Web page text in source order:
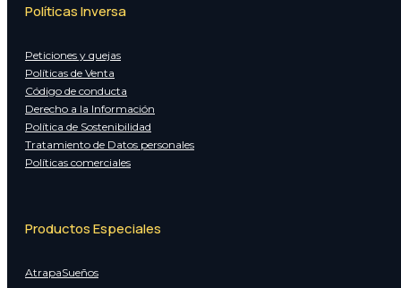
Políticas Inversa
Peticiones y quejas
Políticas de Venta
Código de conducta
Derecho a la Información
Política de Sostenibilidad
Tratamiento de Datos personales
Políticas comerciales
Productos Especiales
AtrapaSueños